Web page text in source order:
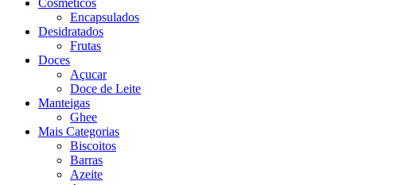
Cosméticos
Encapsulados
Desidratados
Frutas
Doces
Açucar
Doce de Leite
Manteigas
Ghee
Mais Categorias
Biscoitos
Barras
Azeite